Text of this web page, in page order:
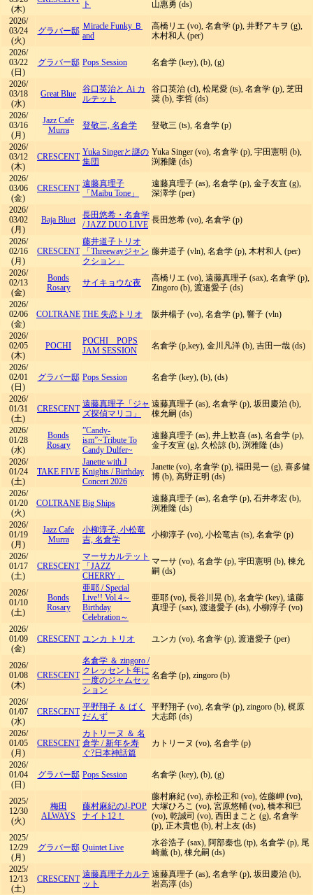
(木)
ト
山惠勇 (ds)
2026/
03/24
(火)
グラバー邸 Ｍiracle Funky Ｂ
and
高橋リエ (vo), 名倉学 (p), 井野アキヲ (g),
木村和人 (per)
2026/
03/22
(日)
グラバー邸 Pops Session 名倉学 (key), (b), (g)
2026/
03/18
(水)
Great Blue
谷口英治と Ai カ
ルテット
谷口英治 (cl), 松尾愛 (ts), 名倉学 (p), 芝田
奨 (b), 李哲 (ds)
2026/
03/16
(月)
Jazz Cafe
Murra
登敬三, 名倉学 登敬三 (ts), 名倉学 (p)
2026/
03/12
(木)
CRESCENT Yuka Singerと謎の
集団
Yuka Singer (vo), 名倉学 (p), 宇田憲明 (b),
渕雅隆 (ds)
2026/
03/06
(金)
CRESCENT 遠藤真理子
「Maibu Tone」
遠藤真理子 (as), 名倉学 (p), 金子友宣 (g),
深澤学 (per)
2026/
03/02
(月)
Baja Bluet
長田悠希・名倉学
/JAZZ DUO LIVE 長田悠希 (vo), 名倉学 (p)
2026/
02/16
(月)
CRESCENT
藤井道子トリオ
「Threewayジャン
クション」
藤井道子 (vln), 名倉学 (p), 木村和人 (per)
2026/
02/13
(金)
Bonds
Rosary
サイキョウな夜
高橋リエ (vo), 遠藤真理子 (sax), 名倉学 (p),
Zingoro (b), 渡邉愛子 (ds)
2026/
02/06
(金)
COLTRANE THE 失恋トリオ 阪井楊子 (vo), 名倉学 (p), 響子 (vln)
2026/
02/05
(木)
POCHI
POCHI POPS
JAM SESSION
名倉学 (p,key), 金川凡洋 (b), 吉田一哉 (ds)
2026/
02/01
(日)
グラバー邸 Pops Session 名倉学 (key), (b), (ds)
2026/
01/31
(土)
CRESCENT 遠藤真理子「ジャ
ズ探偵マリコ」
遠藤真理子 (as), 名倉学 (p), 坂田慶治 (b),
棟允嗣 (ds)
2026/
01/28
(水)
Bonds
Rosary
”Candy-
ism”~Tribute To
Candy Dulfer~
遠藤真理子 (as), 井上歓喜 (as), 名倉学 (p),
金子友宣 (g), 久松諒 (b), 渕雅隆 (ds)
2026/
01/24
(土)
TAKE FIVE
Janette with J
Knights /Birthday
Concert 2026
Janette (vo), 名倉学 (p), 福田晃一 (g), 喜多健
博 (b), 高野正明 (ds)
2026/
01/20
(火)
COLTRANE Big Ships
遠藤真理子 (as), 名倉学 (p), 石井孝宏 (b),
渕雅隆 (ds)
2026/
01/19
(月)
Jazz Cafe
Murra
小柳淳子, 小松竜
吉, 名倉学
小柳淳子 (vo), 小松竜吉 (ts), 名倉学 (p)
2026/
01/17
(土)
CRESCENT
マーサカルテット
「JAZZ
CHERRY」
マーサ (vo), 名倉学 (p), 宇田憲明 (b), 棟允
嗣 (ds)
2026/
01/10
(土)
Bonds
Rosary
亜耶 /Special
Live!! Vol.4～
Birthday
Celebration～
亜耶 (vo), 長谷川晃 (b), 名倉学 (key), 遠藤
真理子 (sax), 渡邉愛子 (ds), 小柳淳子 (vo)
2026/
01/09
(金)
CRESCENT ユンカ トリオ ユンカ (vo), 名倉学 (p), 渡邉愛子 (per)
2026/
01/08
(木)
CRESCENT
名倉学 ＆ zingoro /
クレッセント年に
一度のジャムセッ
ション
名倉学 (p), zingoro (b)
2026/
01/07
(水)
CRESCENT 平野翔子 ＆ ばく
だんず
平野翔子 (vo), 名倉学 (p), zingoro (b), 梶原
大志郎 (ds)
2026/
01/05
(月)
CRESCENT
カトリーヌ ＆ 名
倉学 /新年を寿
ぐ?日本神話篇
カトリーヌ (vo), 名倉学 (p)
2026/
01/04
(日)
グラバー邸 Pops Session 名倉学 (key), (b), (g)
2025/
12/30
(火)
梅田
ALWAYS
藤村麻紀のJ-POP
ナイト12！
藤村麻紀 (vo), 赤松正和 (vo), 佐藤岬 (vo),
大塚ひろこ (vo), 宮原悠輔 (vo), 橋本和巳
(vo), 乾誠司 (vo), 西田まこと (g), 名倉学
(p), 正木貴也 (b), 村上友 (ds)
2025/
12/29
(月)
グラバー邸 Quintet Live
水谷浩子 (sax), 阿部秦也 (tp), 名倉学 (p), 尾
崎薫 (b), 棟允嗣 (ds)
2025/
12/13
(土)
CRESCENT 遠藤真理子カルテ
ット
遠藤真理子 (as), 名倉学 (p), 坂田慶治 (b),
岩高淳 (ds)